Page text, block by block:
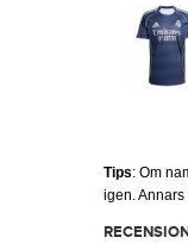
Tips: Om
igen.